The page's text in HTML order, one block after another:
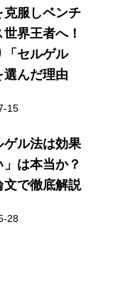
克服しベンチ
界王者へ！
「セルゲル
選んだ理由
15
ゲル法は効果
」は本当か？
文で徹底解説
28